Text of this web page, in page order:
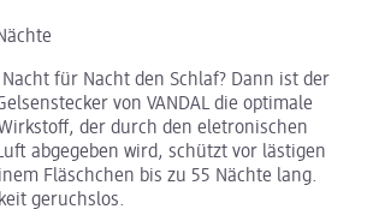
für Nacht den Schlaf? Dann ist der
von VANDAL die optimale
der durch den eletronischen
abgegeben wird, schützt vor lästigen
Fläschchen bis zu 55 Nächte lang.
geruchslos.